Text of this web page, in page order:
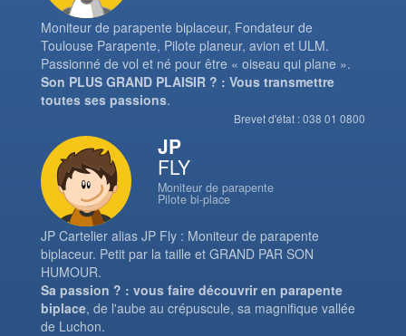
Moniteur de parapente biplaceur, Fondateur de
Toulouse Parapente, Pilote planeur, avion et ULM.
Passionné de vol et né pour être « oiseau qui plane ».
Son PLUS GRAND PLAISIR ? : Vous transmettre
toutes ses passions.
Brevet d'état : 038 01 0800
JP
FLY
Moniteur de parapente
Pilote bi-place
JP Cartelier alias JP Fly : Moniteur de parapente
biplaceur. Petit par la taille et GRAND PAR SON
HUMOUR.
Sa passion ? : vous faire découvrir en parapente
biplace, de l'aube au crépuscule, sa magnifique vallée
de Luchon.